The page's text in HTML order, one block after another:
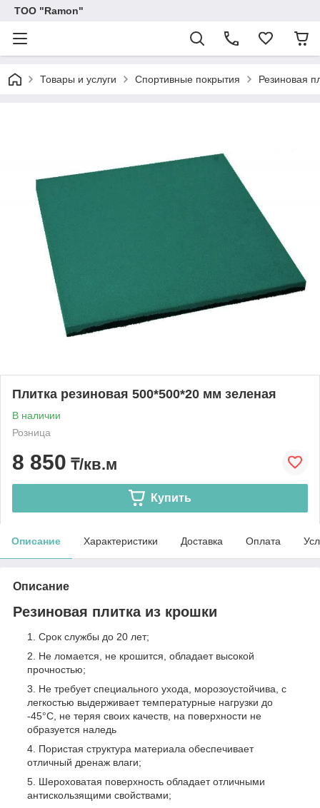
ТОО "Ramon"
Товары и услуги Спортивные покрытия Резиновая
Плитка резиновая 500*500*20 мм зеленая
В наличии
Розница
8 850 ₸/кв.м
Купить
Описание Характеристики Доставка Оплата
Описание
Резиновая плитка из крошки
Срок службы до 20 лет;
Не ломается, не крошится, обладает высокой
прочностью;
Не требует специального ухода, морозоустойчива, с
легкостью выдерживает температурные нагрузки до
-45°С, не теряя своих качеств, на поверхности не
образуется наледь
Пористая структура материала обеспечивает
отличный дренаж влаги;
Шероховатая поверхность обладает отличными
антискользящими свойствами;